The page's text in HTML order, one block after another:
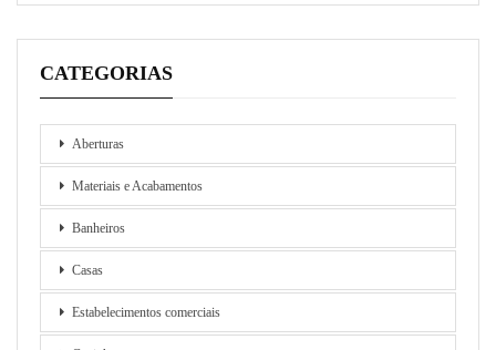
CATEGORIAS
Aberturas
Materiais e Acabamentos
Banheiros
Casas
Estabelecimentos comerciais